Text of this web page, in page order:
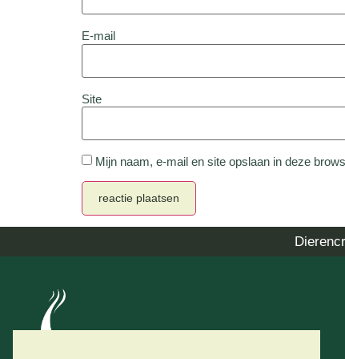
E-mail
Site
Mijn naam, e-mail en site opslaan in deze